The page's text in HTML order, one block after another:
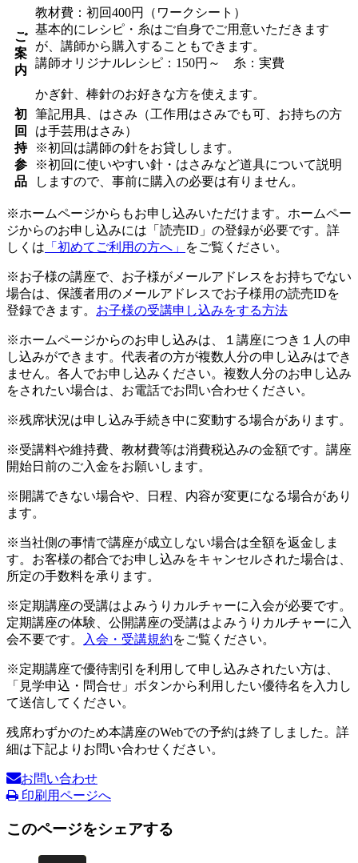
ご
案
内
教材費：初回400円（ワークシート）
基本的にレシピ・糸はご自身でご用意いただきます
が、講師から購入することもできます。
講師オリジナルレシピ：150円～ 糸：実費
かぎ針、棒針のお好きな方を使えます。
初
回
持
参
品
筆記用具、はさみ（工作用はさみでも可、お持ちの方
は手芸用はさみ）
※初回は講師の針をお貸しします。
※初回に使いやすい針・はさみなど道具について説明
しますので、事前に購入の必要は有りません。
※ホームページからもお申し込みいただけます。ホームペー
ジからのお申し込みには「読売ID」の登録が必要です。詳
しくは 「初めてご利用の方へ」 をご覧ください。
※お子様の講座で、お子様がメールアドレスをお持ちでない
場合は、保護者用のメールアドレスでお子様用の読売IDを
登録できます。 お子様の受講申し込みをする方法
※ホームページからのお申し込みは、１講座につき１人の申
し込みができます。代表者の方が複数人分の申し込みはでき
ません。各人でお申し込みください。複数人分のお申し込み
をされたい場合は、お電話でお問い合わせください。
※残席状況は申し込み手続き中に変動する場合があります。
※受講料や維持費、教材費等は消費税込みの金額です。講座
開始日前のご入金をお願いします。
※開講できない場合や、日程、内容が変更になる場合があり
ます。
※当社側の事情で講座が成立しない場合は全額を返金しま
す。お客様の都合でお申し込みをキャンセルされた場合は、
所定の手数料を承ります。
※定期講座の受講はよみうりカルチャーに入会が必要です。
定期講座の体験、公開講座の受講はよみうりカルチャーに入
会不要です。
入会・受講規約をご覧ください。
※定期講座で優待割引を利用して申し込みされたい方は、
「見学申込・問合せ」ボタンから利用したい優待名を入力し
て送信してください。
残席わずかのため本講座のWebでの予約は終了しました。詳
細は下記よりお問い合わせください。
お問い合わせ
印刷用ページへ
このページをシェアする